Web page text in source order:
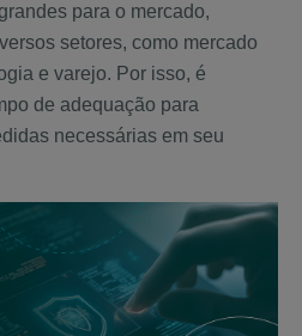
para o mercado,
setores, como mercado
e varejo. Por isso, é
de adequação para
necessárias em seu